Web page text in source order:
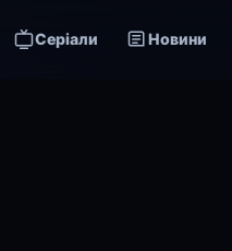
Серіали Новини